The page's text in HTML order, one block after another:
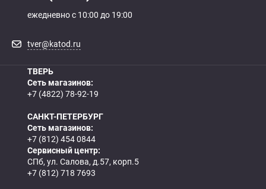
ежедневно с 10:00 до 19:00
tver@katod.ru
ТВЕРЬ
Сеть магазинов:
+7 (4822) 78-92-19
САНКТ-ПЕТЕРБУРГ
Сеть магазинов:
+7 (812) 454 0844
Сервисный центр:
СПб, ул. Салова, д.57, корп.5
+7 (812) 718 7693